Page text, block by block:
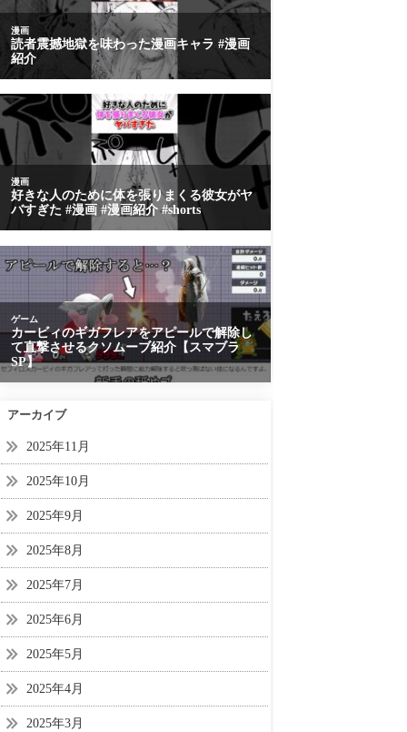
アーカイブ
2025年11月
2025年10月
2025年9月
2025年8月
2025年7月
2025年6月
2025年5月
2025年4月
2025年3月